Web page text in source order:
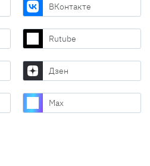
ВКонтакте
Rutube
Дзен
Max